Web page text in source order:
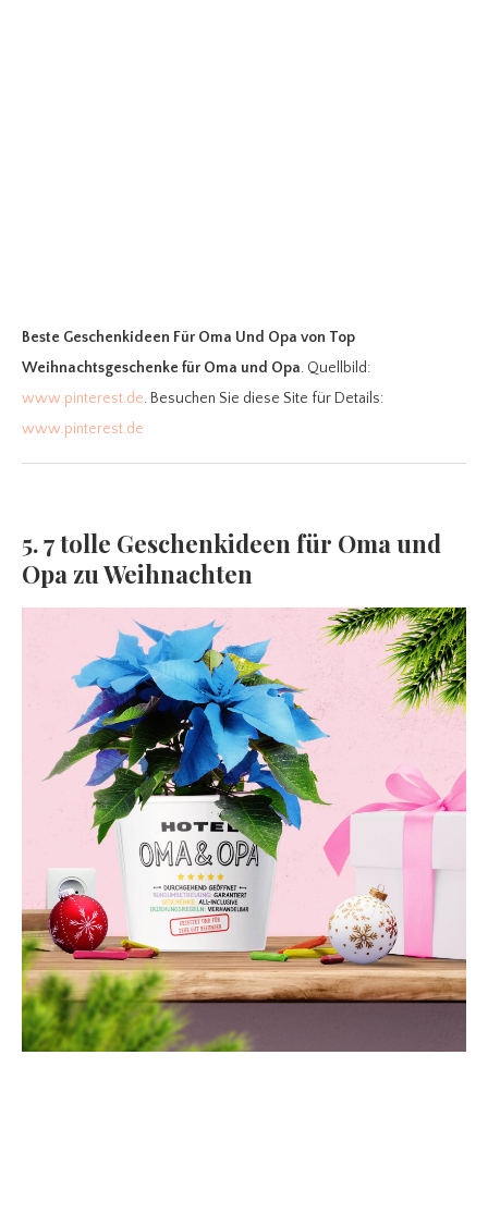
Beste Geschenkideen Für Oma Und Opa von Top
Weihnachtsgeschenke für Oma und Opa. Quellbild:
www.pinterest.de. Besuchen Sie diese Site für Details:
www.pinterest.de
5. 7 tolle Geschenkideen für Oma und
Opa zu Weihnachten